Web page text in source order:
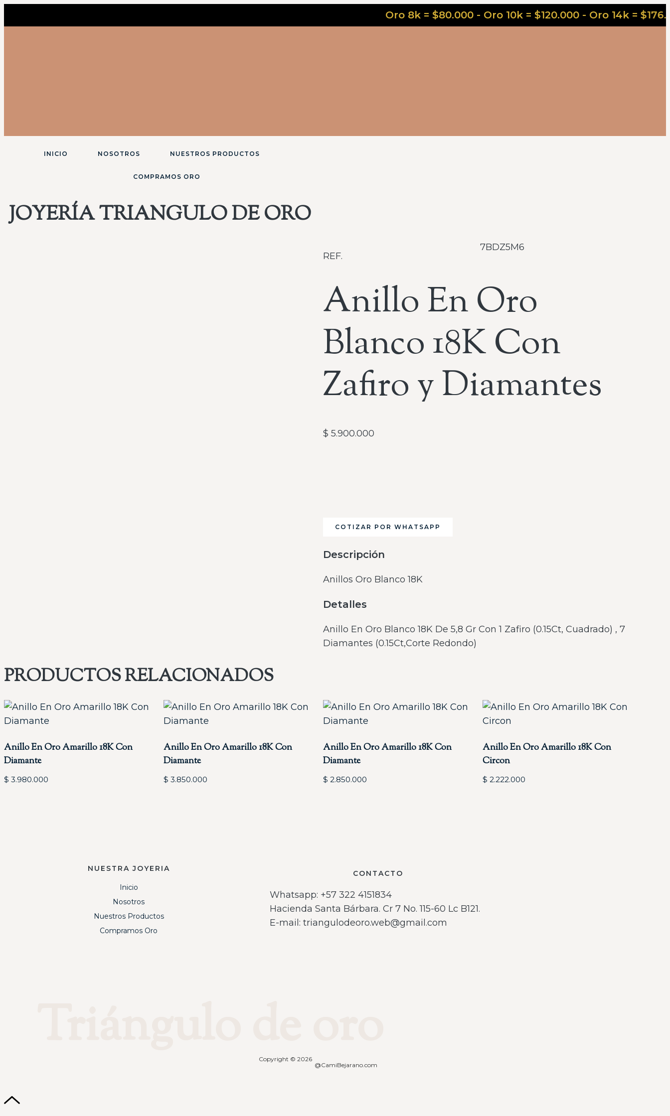
Oro 8k = $80.000 - Oro 10k = $120.000 - Oro 14k =
INICIO NOSOTROS NUESTROS PRODUCTOS
COMPRAMOS ORO
JOYERÍA TRIANGULO DE ORO
REF.
7BDZ5M6
Anillo En Oro
Blanco 18K Con
Zafiro y Diamantes
$ 5.900.000
COTIZAR POR WHATSAPP
Descripción
Anillos Oro Blanco 18K
Detalles
Anillo En Oro Blanco 18K De 5,8 Gr Con 1 Zafiro (0.15Ct, Cuadrado) , 7
Diamantes (0.15Ct,Corte Redondo)
PRODUCTOS RELACIONADOS
Anillo En Oro Amarillo 18K Con
Diamante
$ 3.980.000
Anillo En Oro Amarillo 18K Con
Diamante
$ 3.850.000
Anillo En Oro Amarillo 18K Con
Diamante
$ 2.850.000
Anillo En Oro Amarillo 18K Con
Circon
$ 2.222.000
NUESTRA JOYERIA
Inicio
Nosotros
Nuestros Productos
Compramos Oro
CONTACTO
Whatsapp: ‪+57 322 4151834‬
Hacienda Santa Bárbara. Cr 7 No. 115-60 Lc B121.
E-mail: triangulodeoro.web@gmail.com
Copyright © 2026
@CamiBejarano.com